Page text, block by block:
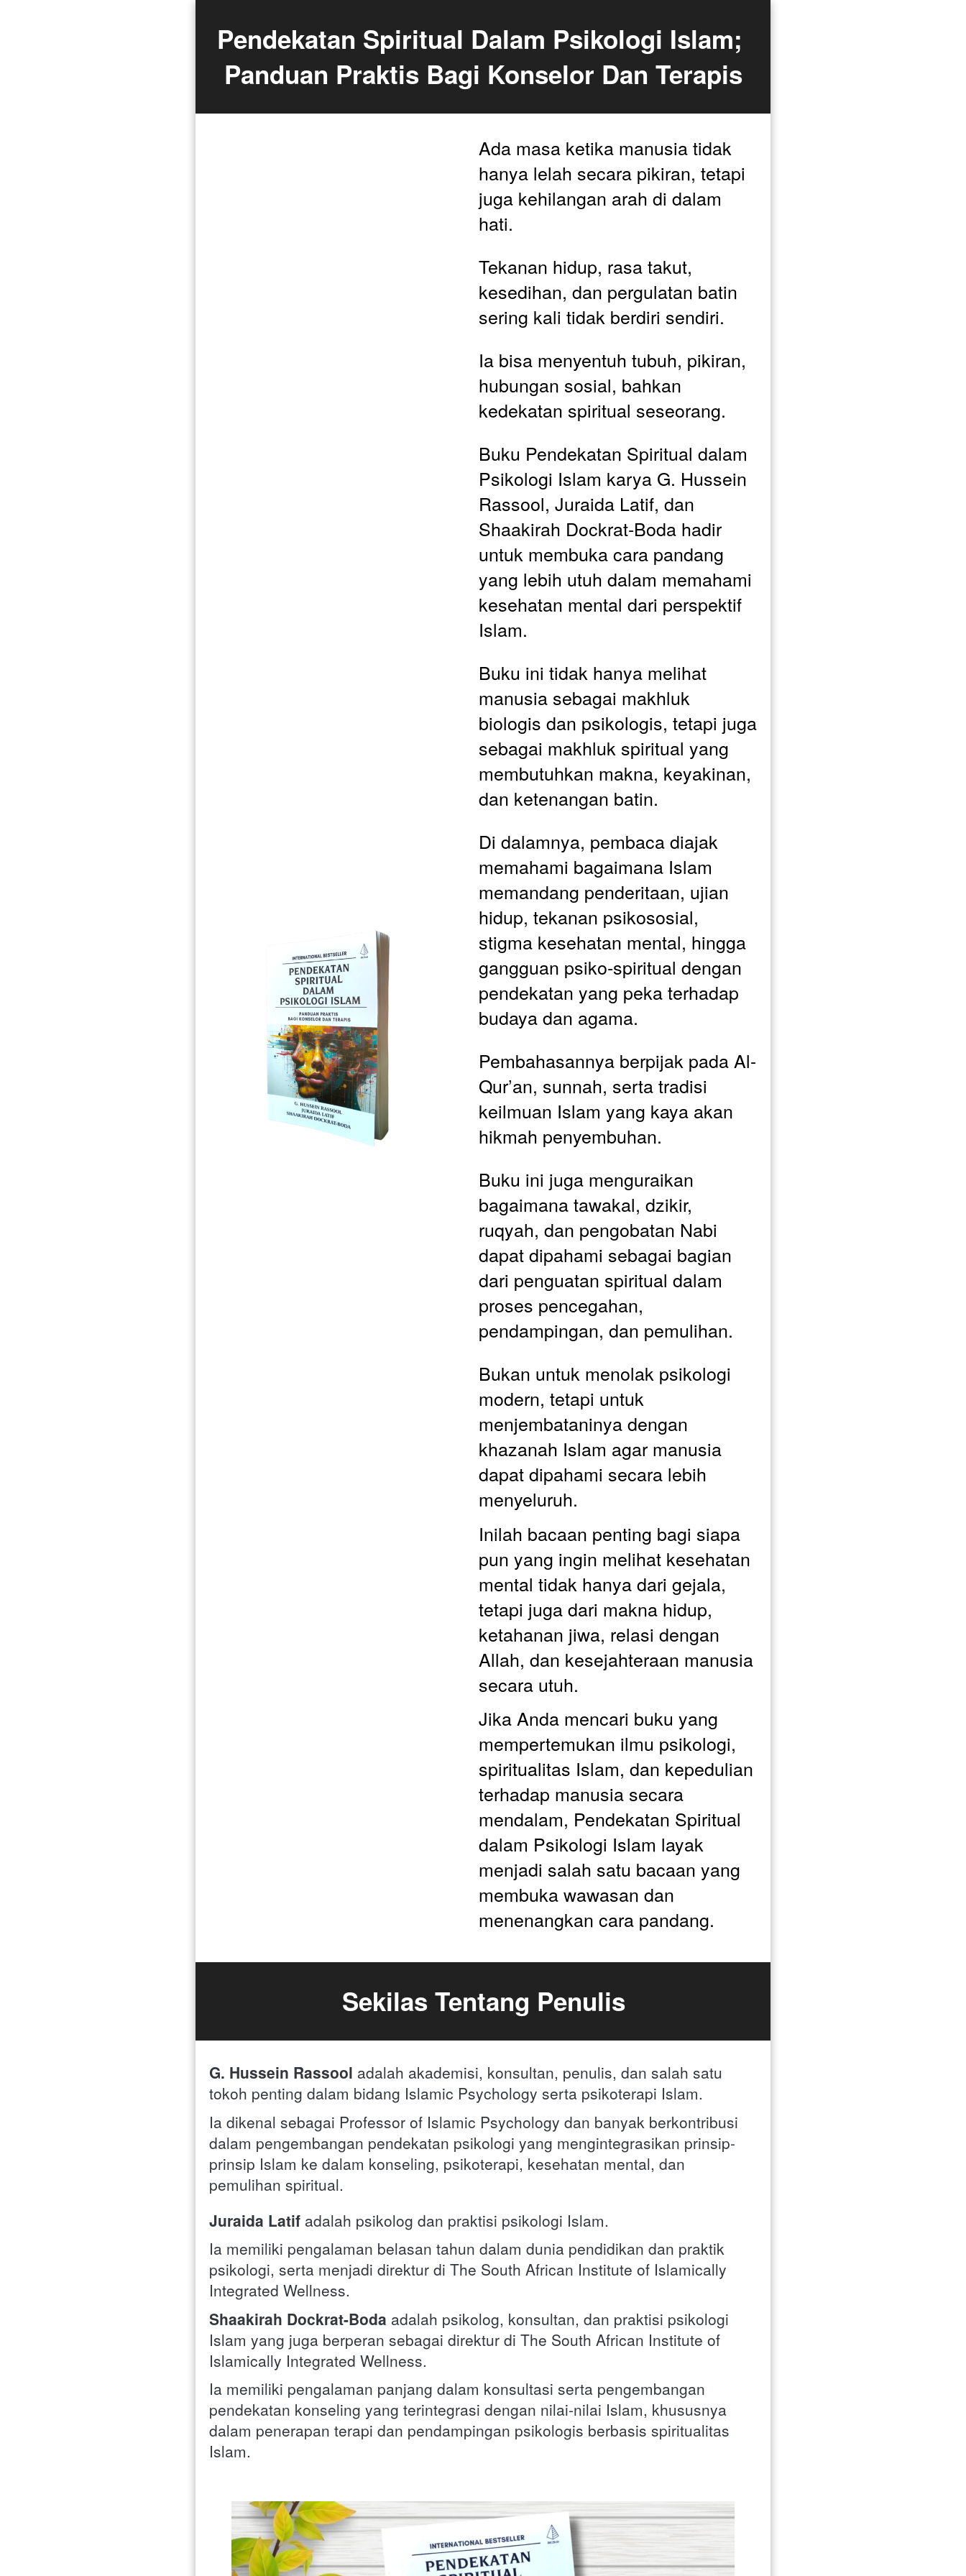
Pendekatan Spiritual Dalam Psikologi Islam;
Panduan Praktis Bagi Konselor Dan Terapis
Ada masa ketika manusia tidak
hanya lelah secara pikiran, tetapi
juga kehilangan arah di dalam
hati.
Tekanan hidup, rasa takut,
kesedihan, dan pergulatan batin
sering kali tidak berdiri sendiri.
Ia bisa menyentuh tubuh, pikiran,
hubungan sosial, bahkan
kedekatan spiritual seseorang.
Buku Pendekatan Spiritual dalam
Psikologi Islam karya G. Hussein
Rassool, Juraida Latif, dan
Shaakirah Dockrat-Boda hadir
untuk membuka cara pandang
yang lebih utuh dalam memahami
kesehatan mental dari perspektif
Islam.
Buku ini tidak hanya melihat
manusia sebagai makhluk
biologis dan psikologis, tetapi juga
sebagai makhluk spiritual yang
membutuhkan makna, keyakinan,
dan ketenangan batin.
Di dalamnya, pembaca diajak
memahami bagaimana Islam
memandang penderitaan, ujian
hidup, tekanan psikososial,
stigma kesehatan mental, hingga
gangguan psiko-spiritual dengan
pendekatan yang peka terhadap
budaya dan agama.
Pembahasannya berpijak pada Al-
Qur’an, sunnah, serta tradisi
keilmuan Islam yang kaya akan
hikmah penyembuhan.
Buku ini juga menguraikan
bagaimana tawakal, dzikir,
ruqyah, dan pengobatan Nabi
dapat dipahami sebagai bagian
dari penguatan spiritual dalam
proses pencegahan,
pendampingan, dan pemulihan.
Bukan untuk menolak psikologi
modern, tetapi untuk
menjembataninya dengan
khazanah Islam agar manusia
dapat dipahami secara lebih
menyeluruh.
Inilah bacaan penting bagi siapa
pun yang ingin melihat kesehatan
mental tidak hanya dari gejala,
tetapi juga dari makna hidup,
ketahanan jiwa, relasi dengan
Allah, dan kesejahteraan manusia
secara utuh.
Jika Anda mencari buku yang
mempertemukan ilmu psikologi,
spiritualitas Islam, dan kepedulian
terhadap manusia secara
mendalam, Pendekatan Spiritual
dalam Psikologi Islam layak
menjadi salah satu bacaan yang
membuka wawasan dan
menenangkan cara pandang.
Sekilas Tentang Penulis
G. Hussein Rassool adalah akademisi, konsultan, penulis, dan salah satu
tokoh penting dalam bidang Islamic Psychology serta psikoterapi Islam.
Ia dikenal sebagai Professor of Islamic Psychology dan banyak berkontribusi
dalam pengembangan pendekatan psikologi yang mengintegrasikan prinsip-
prinsip Islam ke dalam konseling, psikoterapi, kesehatan mental, dan
pemulihan spiritual.
Juraida Latif adalah psikolog dan praktisi psikologi Islam.
Ia memiliki pengalaman belasan tahun dalam dunia pendidikan dan praktik
psikologi, serta menjadi direktur di The South African Institute of Islamically
Integrated Wellness.
Shaakirah Dockrat-Boda adalah psikolog, konsultan, dan praktisi psikologi
Islam yang juga berperan sebagai direktur di The South African Institute of
Islamically Integrated Wellness.
Ia memiliki pengalaman panjang dalam konsultasi serta pengembangan
pendekatan konseling yang terintegrasi dengan nilai-nilai Islam, khususnya
dalam penerapan terapi dan pendampingan psikologis berbasis spiritualitas
Islam.